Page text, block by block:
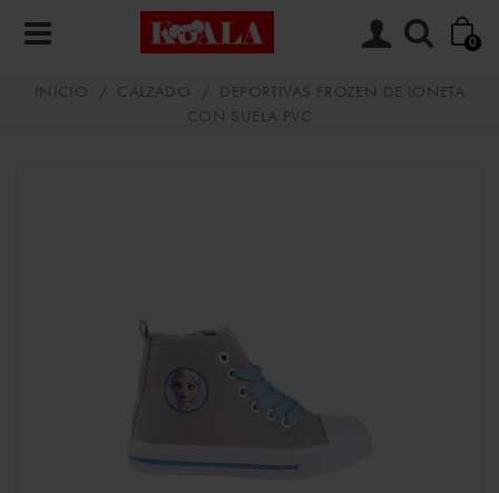
0
INICIO / CALZADO /
DEPORTIVAS FROZEN DE LONETA
CON SUELA PVC